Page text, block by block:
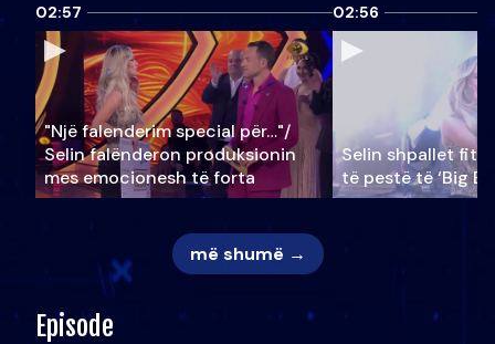
02:57
"Një falenderim special për…"/
Selin falënderon produksionin
mes emocionesh të forta
02:56
Selin shpallet
të pestë të ‘Big
më shumë →
Episode